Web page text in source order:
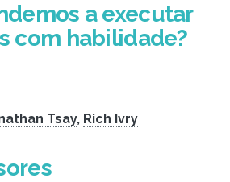
a executar
com habilidade?
Tsay, Rich Ivry